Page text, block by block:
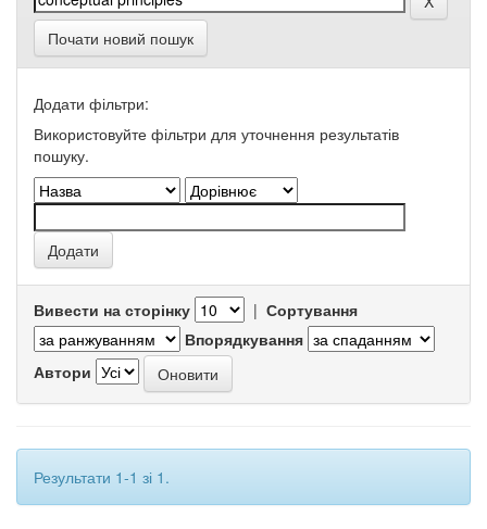
Почати новий пошук
Додати фільтри:
Використовуйте фільтри для уточнення результатів
пошуку.
Вивести на сторінку | Сортування
Впорядкування
Автори
Результати 1-1 зі 1.